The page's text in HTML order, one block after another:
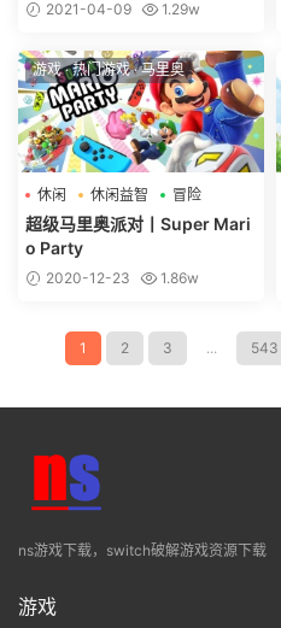
2021-04-09 1.29w
游戏·热门游戏·马里奥
休闲 休闲益智 冒险
超级马里奥派对丨Super Mari
o Party
2020-12-23 1.86w
1 2 3 ... 543
ns游戏下载，switch破解游戏资源下载
游戏